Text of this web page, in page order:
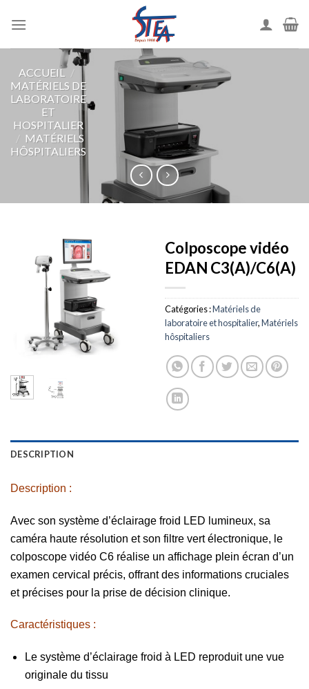
ACCUEIL /
MATÉRIELS DE
LABORATOIRE
ET
HOSPITALIER
/ MATÉRIELS
HÔSPITALIERS
Colposcope vidéo
EDAN C3(A)/C6(A)
Catégories :Matériels de
laboratoire et hospitalier,Matériels
hôspitaliers
DESCRIPTION
Description :
Avec son système d’éclairage froid LED lumineux, sa
caméra haute résolution et son filtre vert électronique, le
colposcope vidéo C6 réalise un affichage plein écran d’un
examen cervical précis, offrant des informations cruciales
et précises pour la prise de décision clinique.
Caractéristiques :
Le système d’éclairage froid à LED reproduit une vue
originale du tissu